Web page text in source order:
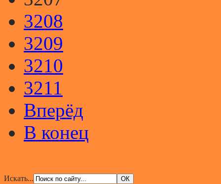
3208
3209
3210
3211
Вперёд
В конец
Искать...